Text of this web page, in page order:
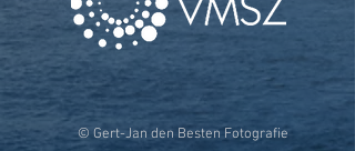
© Gert-Jan den Besten Fotografie